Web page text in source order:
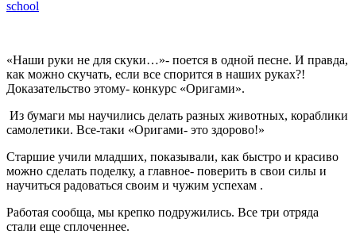
school
«Наши руки не для скуки…»- поется в одной песне. И правда,
как можно скучать, если все спорится в наших руках?!
Доказательство этому- конкурс «Оригами».
Из бумаги мы научились делать разных животных, кораблики
самолетики. Все-таки «Оригами- это здорово!»
Старшие учили младших, показывали, как быстро и красиво
можно сделать поделку, а главное- поверить в свои силы и
научиться радоваться своим и чужим успехам .
Работая сообща, мы крепко подружились. Все три отряда
стали еще сплоченнее.